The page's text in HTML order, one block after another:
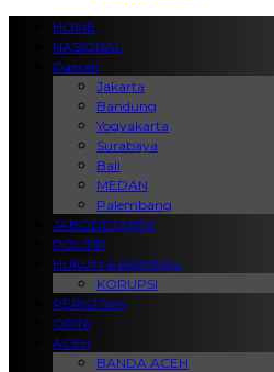
HOME
NASIONAL
Daerah
Jakarta
Bandung
Yogyakarta
Surabaya
Bali
MEDAN
Palembang
JABODETABEK
POLITIK
HUKUM & KRIMINAL
KORUPSI
PERISTIWA
OPINI
ACEH
BANDA ACEH